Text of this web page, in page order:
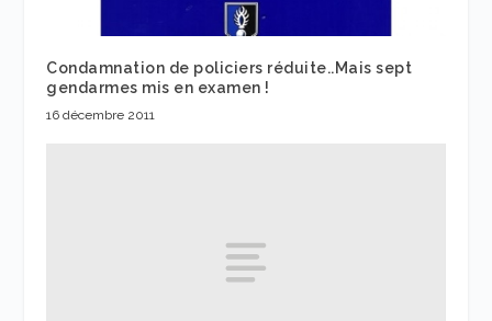
Condamnation de policiers réduite..Mais sept
gendarmes mis en examen !
16 décembre 2011